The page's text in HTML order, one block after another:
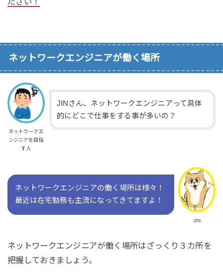
ネットワークエンジニアが働く場所
ネットワークエ
ンジニアを目指
す人
JINさん、ネットワークエンジニアって具体
的にどこで仕事をする事が多いの？
JIN
ネットワークエンジニアの働く場所は様々！
最近は在宅勤務も主流になってきてますよ！
ネットワークエンジニアが働く場所はざっくり３カ所を
把握しておきましょう。